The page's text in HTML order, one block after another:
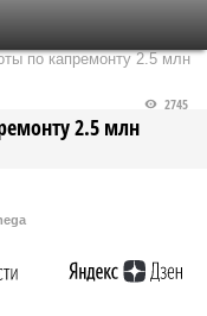
по капремонту 2.5 млн
2.5 млн
2745